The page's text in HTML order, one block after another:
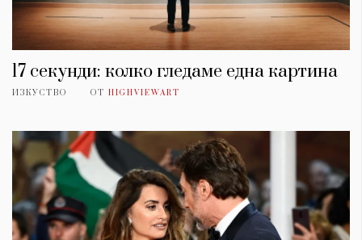
17 секунди: колко гледаме една картина
ИЗКУСТВО ОТ HIGHVIEWART